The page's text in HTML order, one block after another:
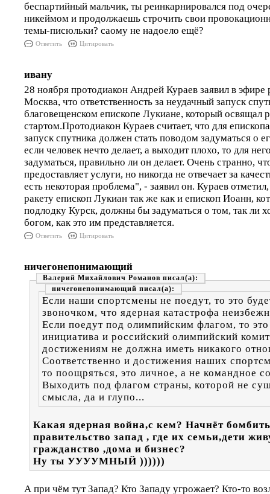
беспартийный мальчик, ты реинкарнировался под
никеймом и продолжаешь строчить свои
темы-писюльки? саому не надоело ещё?
Ответить Цитировать
ивану
28 ноября протодиакон Андрей Кураев заявил в эфире
Москва, что ответственность за неудачный запуск
благовещенском епископе Лукиане, который освящал
стартом.Протодиакон Кураев считает, что для
запуск спутника должен стать поводом задуматься о
если человек нечто делает, а выходит плохо, то для
задуматься, правильно ли он делает. Очень странно,
предоставляет услуги, но никогда не отвечает за
есть некоторая проблема", - заявил он. Кураев
ракету епископ Лукиан так же как и епископ Иоанн,
подлодку Курск, должны бы задуматься о том, так ли
богом, как это им представляется.
Ответить Цитировать
ничегонепонимающий
Валерий Михайлович Романов
ничегонепонимающий
Если наши спортсмены не поедут, то это
звоночком, что ядерная катастрофа
Если поедут под олимпийским флагом, то
инициатива и российский олимпийский
достижениям не должна иметь никакого
Соответственно и достижения наших
то поощряться, это личное, а не командное
Выходить под флагом страны, которой не
смысла, да и глупо...
Какая ядерная война,с кем? Начнёт
правительство запад , где их семьи,дети
гражданство ,дома и бизнес?
Ну ты УУУУМНЫЙ ))))))
А при чём тут Запад? Кто Западу угрожает? Кто-то